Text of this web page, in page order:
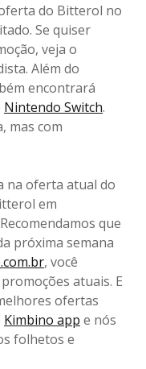
do Bitterol no
Se quiser
veja o
Além do
encontrará
Nintendo Switch.
mas com
na oferta atual do
em
que
próxima semana
, você
atuais. E
ofertas
Kimbino app e nós
folhetos e